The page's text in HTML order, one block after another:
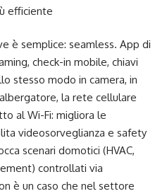
efficiente
è semplice: seamless. App di
check-in mobile, chiavi
stesso modo in camera, in
la rete cellulare
al Wi-Fi: migliora le
videosorveglianza e safety
scenari domotici (HVAC,
controllati via
è un caso che nel settore